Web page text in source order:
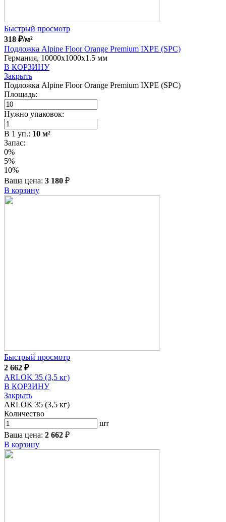
Быстрый просмотр
318 ₽/м²
Подложка Alpine Floor Orange Premium IXPE (SPC)
Германия, 10000x1000x1.5 мм
В КОРЗИНУ
Закрыть
Подложка Alpine Floor Orange Premium IXPE (SPC)
Площадь:
Нужно упаковок:
В 1 уп.: 10 м²
Запас:
0%
5%
10%
Ваша цена: 3 180 ₽
В корзину
Быстрый просмотр
2 662 ₽
ARLOK 35 (3,5 кг)
В КОРЗИНУ
Закрыть
ARLOK 35 (3,5 кг)
Количество
шт
Ваша цена: 2 662 ₽
В корзину